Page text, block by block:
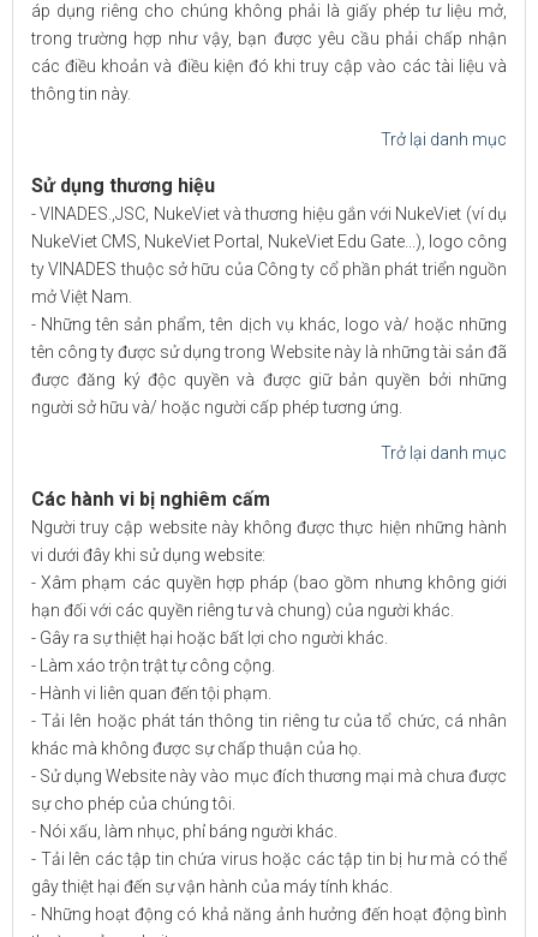
áp dụng riêng cho chúng không phải là giấy phép tư liệu mở,
trong trường hợp như vậy, bạn được yêu cầu phải chấp nhận
các điều khoản và điều kiện đó khi truy cập vào các tài liệu và
thông tin này.
Trở lại danh mục
Sử dụng thương hiệu
- VINADES.,JSC, NukeViet và thương hiệu gắn với NukeViet (ví dụ
NukeViet CMS, NukeViet Portal, NukeViet Edu Gate...), logo công
ty VINADES thuộc sở hữu của Công ty cổ phần phát triển nguồn
mở Việt Nam.
- Những tên sản phẩm, tên dịch vụ khác, logo và/ hoặc những
tên công ty được sử dụng trong Website này là những tài sản đã
được đăng ký độc quyền và được giữ bản quyền bởi những
người sở hữu và/ hoặc người cấp phép tương ứng.
Trở lại danh mục
Các hành vi bị nghiêm cấm
Người truy cập website này không được thực hiện những hành
vi dưới đây khi sử dụng website:
- Xâm phạm các quyền hợp pháp (bao gồm nhưng không giới
hạn đối với các quyền riêng tư và chung) của người khác.
- Gây ra sự thiệt hại hoặc bất lợi cho người khác.
- Làm xáo trộn trật tự công cộng.
- Hành vi liên quan đến tội phạm.
- Tải lên hoặc phát tán thông tin riêng tư của tổ chức, cá nhân
khác mà không được sự chấp thuận của họ.
- Sử dụng Website này vào mục đích thương mại mà chưa được
sự cho phép của chúng tôi.
- Nói xấu, làm nhục, phỉ báng người khác.
- Tải lên các tập tin chứa virus hoặc các tập tin bị hư mà có thể
gây thiệt hại đến sự vận hành của máy tính khác.
- Những hoạt động có khả năng ảnh hưởng đến hoạt động bình